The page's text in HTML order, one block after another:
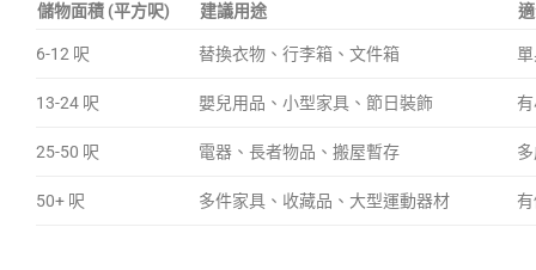
儲物面積 (平方呎) 建議用途
6-12 呎 替換衣物、行李箱、文件箱
13-24 呎 嬰兒用品、小型家具、節日裝飾
25-50 呎 電器、長者物品、搬屋暫存
50+ 呎 多件家具、收藏品、大型運動器材